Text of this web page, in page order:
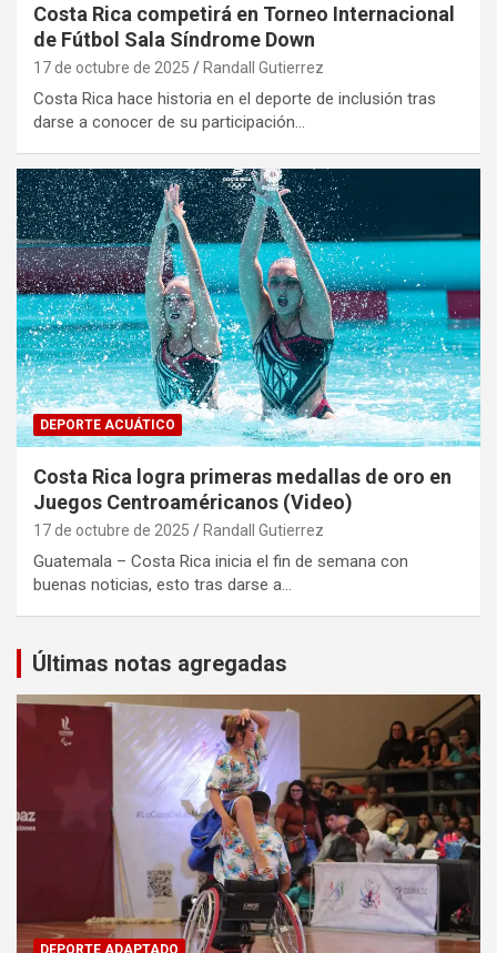
Costa Rica competirá en Torneo Internacional
de Fútbol Sala Síndrome Down
17 de octubre de 2025 Randall Gutierrez
Costa Rica hace historia en el deporte de inclusión tras
darse a conocer de su participación…
DEPORTE ACUÁTICO
Costa Rica logra primeras medallas de oro en
Juegos Centroaméricanos (Video)
17 de octubre de 2025 Randall Gutierrez
Guatemala – Costa Rica inicia el fin de semana con
buenas noticias, esto tras darse a…
Últimas notas agregadas